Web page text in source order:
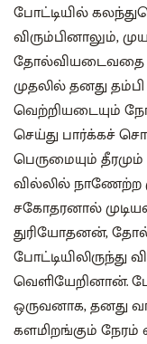
போட்டியில்
விரும்பினாலும்,
தோல்வியடைவதை
முதலில் தனது
வெற்றியடையும்
செய்து பார்க்கச்
பெருமையும்
வில்லில் நாணேற்ற
சகோதரனால்
துரியோதனன்,
போட்டியிலிருந்து
வெளியேறினான்.
ஒருவனாக, தனது
களமிறங்கும் நேரம்